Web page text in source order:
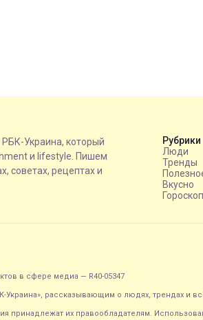
РБК-Украина, который
и lifestyle. Пишем
советах, рецептах и
Рубрики
Люди
Тренды
Вкусно
в сфере медиа — R40-05347
Украина», рассказывающим о людях, трендах и
принадлежат их правообладателям.